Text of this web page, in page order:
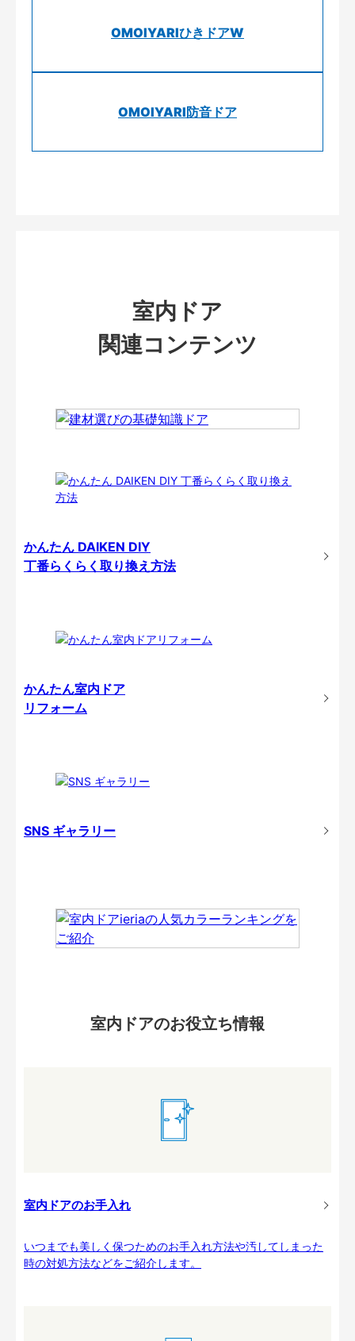
OMOIYARIひきドアW
OMOIYARI防音ドア
室内ドア
関連コンテンツ
かんたん DAIKEN DIY
丁番らくらく取り換え方法
かんたん室内ドア
リフォーム
SNS ギャラリー
室内ドアのお役立ち情報
室内ドアのお手入れ
いつまでも美しく保つためのお手入れ方法や汚してしまった
時の対処方法などをご紹介します。